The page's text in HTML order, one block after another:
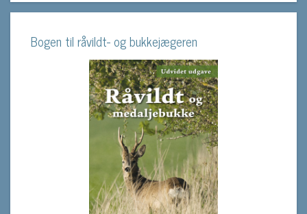
Bogen til råvildt- og bukkejægeren